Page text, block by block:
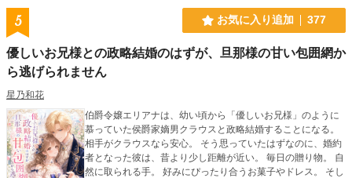
5 お気に入り追加 377
優しいお兄様との政略結婚のはずが、旦那様の甘い包囲網か
ら逃げられません
星乃和花
伯爵令嬢エリアナは、幼い頃から「優しいお兄様」のように
慕っていた侯爵家嫡男クラウスと政略結婚することになる。
相手がクラウスなら安心。 そう思っていたはずなのに、婚約
者となった彼は、昔より少し距離が近い。 毎日の贈り物。 自
然に取られる手。 好みにぴったり合うお菓子やドレス。 そし